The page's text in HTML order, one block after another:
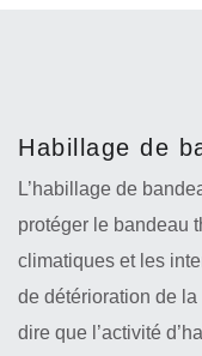
Habillage de
L’habillage de
protéger le bandeau
climatiques et les
de détérioration de la
dire que l’activité